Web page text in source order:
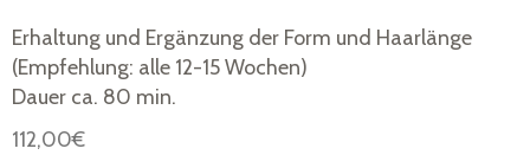
Erhaltung und Ergänzung der Form und Haarlänge
(Empfehlung: alle 12-15 Wochen)
Dauer ca. 80 min.
112,00€